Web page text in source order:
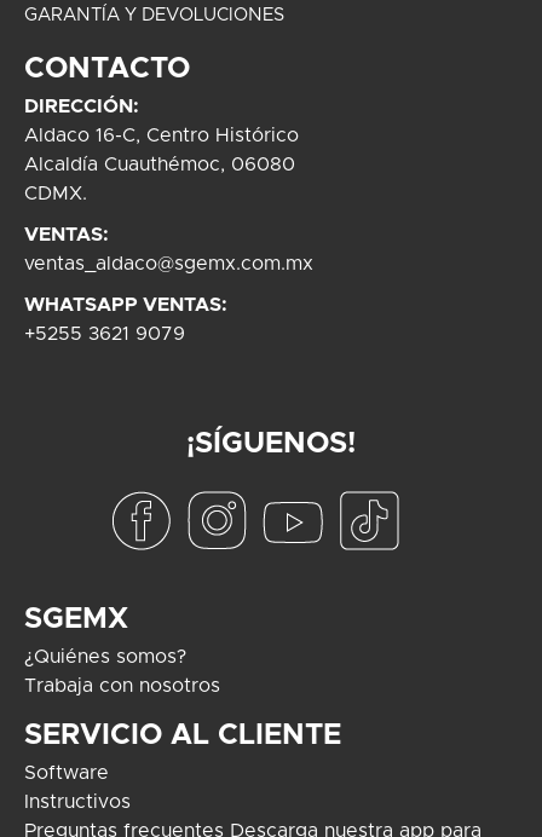
GARANTÍA Y DEVOLUCIONES
CONTACTO
DIRECCIÓN:
Aldaco 16-C, Centro Histórico
Alcaldía Cuauthémoc, 06080
CDMX.
VENTAS:
ventas_aldaco@sgemx.com.mx
WHATSAPP VENTAS:
+5255 3621 9079
¡SÍGUENOS!
SGEMX
¿Quiénes somos?
Trabaja con nosotros
SERVICIO AL CLIENTE
Software
Instructivos
Preguntas frecuentes Descarga nuestra app para